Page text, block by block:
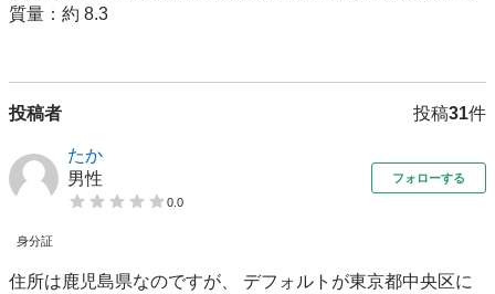
​質量：約 8.3
投稿者 投稿31件
たか
男性
0.0
フォローする
身分証
住所は鹿児島県なのですが、 デフォルトが東京都中央区に